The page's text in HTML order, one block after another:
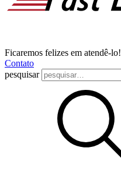
Ficaremos felizes em atendê-lo!
Contato
pesquisar